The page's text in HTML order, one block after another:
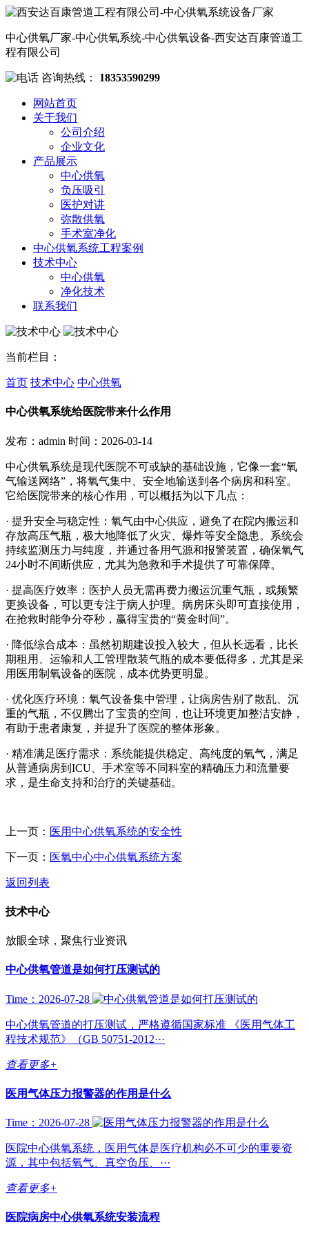
中心供氧厂家-中心供氧系统-中心供氧设备-西安达百康管道工
程有限公司
咨询热线： 18353590299
网站首页
关于我们
公司介绍
企业文化
产品展示
中心供氧
负压吸引
医护对讲
弥散供氧
手术室净化
中心供氧系统工程案例
技术中心
中心供氧
净化技术
联系我们
当前栏目：
首页 技术中心 中心供氧
中心供氧系统给医院带来什么作用
发布：admin 时间：2026-03-14
中心供氧系统是现代医院不可或缺的基础设施，它像一套“氧
气输送网络”，将氧气集中、安全地输送到各个病房和科室。
它给医院带来的核心作用，可以概括为以下几点：
· 提升安全与稳定性：氧气由中心供应，避免了在院内搬运和
存放高压气瓶，极大地降低了火灾、爆炸等安全隐患。系统会
持续监测压力与纯度，并通过备用气源和报警装置，确保氧气
24小时不间断供应，尤其为急救和手术提供了可靠保障。
· 提高医疗效率：医护人员无需再费力搬运沉重气瓶，或频繁
更换设备，可以更专注于病人护理。病房床头即可直接使用，
在抢救时能争分夺秒，赢得宝贵的“黄金时间”。
· 降低综合成本：虽然初期建设投入较大，但从长远看，比长
期租用、运输和人工管理散装气瓶的成本要低得多，尤其是采
用医用制氧设备的医院，成本优势更明显。
· 优化医疗环境：氧气设备集中管理，让病房告别了散乱、沉
重的气瓶，不仅腾出了宝贵的空间，也让环境更加整洁安静，
有助于患者康复，并提升了医院的整体形象。
· 精准满足医疗需求：系统能提供稳定、高纯度的氧气，满足
从普通病房到ICU、手术室等不同科室的精确压力和流量要
求，是生命支持和治疗的关键基础。
上一页： 医用中心供氧系统的安全性
下一页： 医氧中心中心供氧系统方案
返回列表
技术中心
放眼全球，聚焦行业资讯
中心供氧管道是如何打压测试的
Time：2026-07-28
中心供氧管道的打压测试，严格遵循国家标准 《医用气体工
程技术规范》（GB 50751-2012···
查看更多+
医用气体压力报警器的作用是什么
Time：2026-07-28
医院中心供氧系统，医用气体是医疗机构必不可少的重要资
源，其中包括氧气、真空负压、···
查看更多+
医院病房中心供氧系统安装流程